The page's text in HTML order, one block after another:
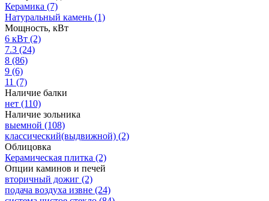
Керамика (7)
Натуральный камень (1)
Мощность, кВт
6 кВт (2)
7.3 (24)
8 (86)
9 (6)
11 (7)
Наличие балки
нет (110)
Наличие зольника
выемной (108)
классический(выдвижной) (2)
Облицовка
Керамическая плитка (2)
Опции каминов и печей
вторичный дожиг (2)
подача воздуха извне (24)